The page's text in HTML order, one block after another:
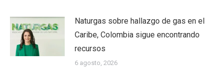
Naturgas sobre hallazgo de gas en el
Caribe, Colombia sigue encontrando
recursos
6 agosto, 2026